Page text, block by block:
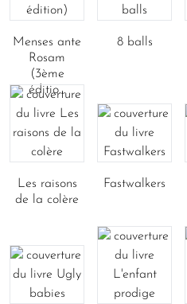
Menses ante
Rosam
(3ème
éditio...
8 balls
Les raisons
de la colère
Fastwalkers